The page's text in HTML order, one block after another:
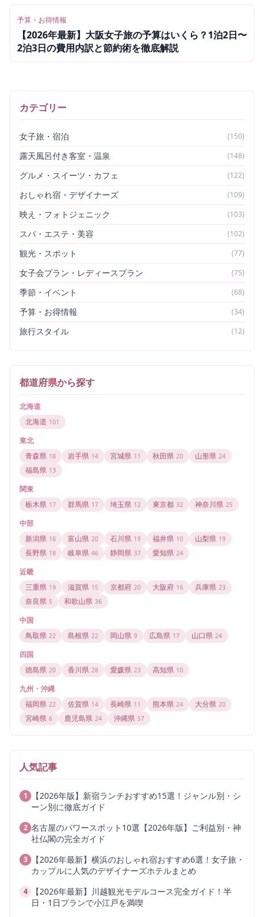
予算・お得情報
【2026年最新】大阪女子旅の予算はいくら？1泊2日〜
2泊3日の費用内訳と節約術を徹底解説
カテゴリー
女子旅・宿泊 (150)
露天風呂付き客室・温泉 (148)
グルメ・スイーツ・カフェ (122)
おしゃれ宿・デザイナーズ (109)
映え・フォトジェニック (103)
スパ・エステ・美容 (102)
観光・スポット (77)
女子会プラン・レディースプラン (75)
季節・イベント (68)
予算・お得情報 (34)
旅行スタイル (12)
都道府県から探す
北海道
北海道 101
東北
青森県 18 岩手県 14 宮城県 11 秋田県 20 山形県 24
福島県 13
関東
栃木県 17 群馬県 17 埼玉県 12 東京都 32 神奈川県 25
中部
新潟県 16 富山県 20 石川県 19 福井県 10 山梨県 19
長野県 18 岐阜県 46 静岡県 37 愛知県 24
近畿
三重県 19 滋賀県 15 京都府 20 大阪府 16 兵庫県 23
奈良県 5 和歌山県 36
中国
鳥取県 22 島根県 22 岡山県 9 広島県 17 山口県 24
四国
徳島県 20 香川県 28 愛媛県 23 高知県 10
九州・沖縄
福岡県 22 佐賀県 14 長崎県 11 熊本県 24 大分県 20
宮崎県 6 鹿児島県 24 沖縄県 57
人気記事
1
【2026年版】新宿ランチおすすめ15選！ジャンル別・シ
ーン別に徹底ガイド
2 名古屋のパワースポット10選【2026年版】ご利益別・神
社仏閣の完全ガイド
3
【2026年最新】横浜のおしゃれ宿おすすめ6選！女子旅・
カップルに人気のデザイナーズホテルまとめ
4
【2026年最新】川越観光モデルコース完全ガイド！半
日・1日プランで小江戸を満喫